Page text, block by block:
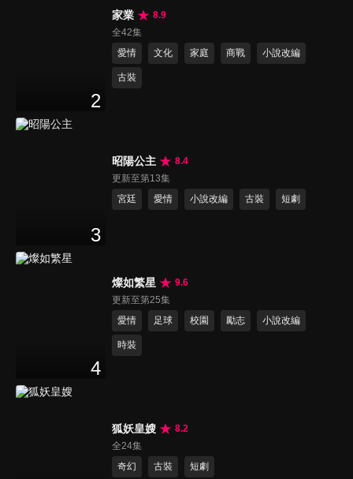
2
家業
8.9
全42集
愛情
文化 家庭 商戰 小說改編
古裝
3
昭陽公主
8.4
更新至第13集
宮廷
愛情 小說改編 古裝 短劇
4
燦如繁星
9.6
更新至第25集
愛情
足球 校園 勵志 小說改編
時裝
狐妖皇嫂
8.2
全24集
奇幻
古裝 短劇